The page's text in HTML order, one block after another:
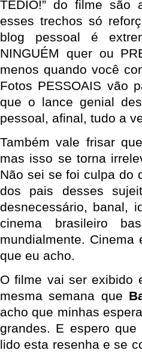
TÉDIO!” do filme são
esses trechos só
blog pessoal é
NINGUÉM quer ou
menos quando você
Fotos PESSOAIS vão
que o lance genial
pessoal, afinal, tudo a
Também vale frisar
mas isso se torna
Não sei se foi culpa do
dos pais desses
desnecessário, banal,
cinema brasileiro
mundialmente.
que eu acho.
O filme vai ser exibido
mesma semana que
acho que minhas
grandes. E espero
lido esta resenha e se